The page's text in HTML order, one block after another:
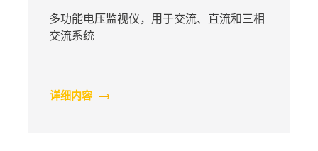
多功能电压监视仪，用于交流、直流和三相
交流系统
详细内容